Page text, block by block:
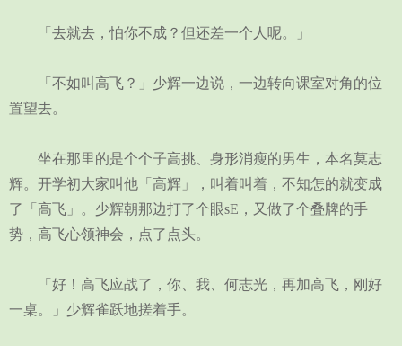
「去就去，怕你不成？但还差一个人呢。」
「不如叫高飞？」少辉一边说，一边转向课室对角的位
置望去。
坐在那里的是个个子高挑、身形消瘦的男生，本名莫志
辉。开学初大家叫他「高辉」，叫着叫着，不知怎的就变成
了「高飞」。少辉朝那边打了个眼sE，又做了个叠牌的手
势，高飞心领神会，点了点头。
「好！高飞应战了，你、我、何志光，再加高飞，刚好
一桌。」少辉雀跃地搓着手。